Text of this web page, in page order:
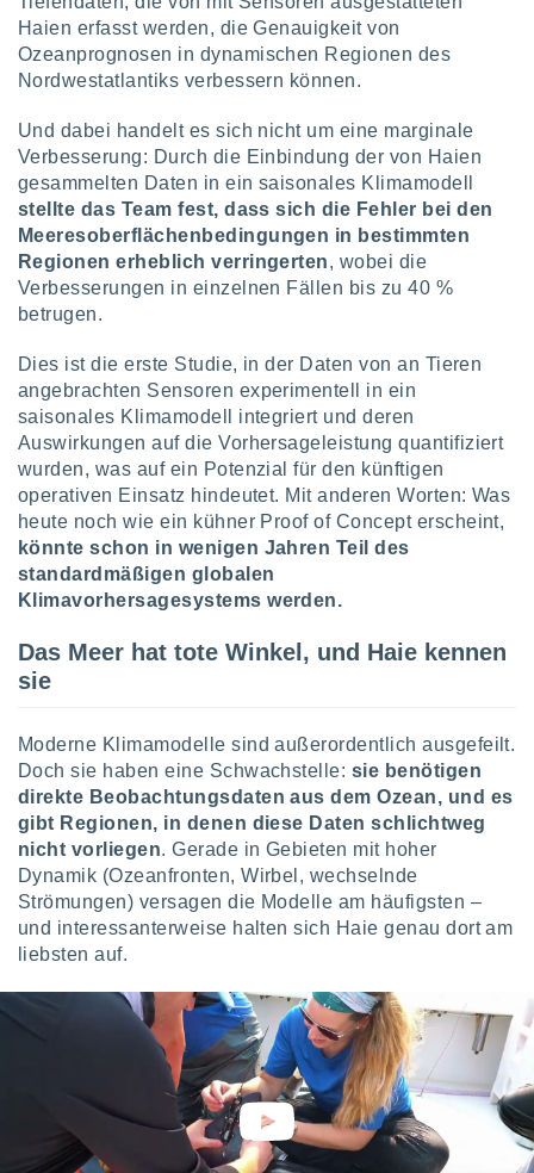
dass wir
die für die
der
von
können
von
und
auf
Sie
klicken.
und
oder
dieser
Adressen
zu
und diese
Einige
Sie Ihre
Haien erfasst werden, die Genauigkeit von
Ozeanprognosen in dynamischen Regionen des
Nordwestatlantiks verbessern können.
Und dabei handelt es sich nicht um eine marginale
Verbesserung: Durch die Einbindung der von Haien
gesammelten Daten in ein saisonales Klimamodell
stellte das Team fest, dass sich die Fehler bei den
Meeresoberflächenbedingungen in bestimmten
Regionen erheblich verringerten, wobei die
Verbesserungen in einzelnen Fällen bis zu 40 %
betrugen.
Dies ist die erste Studie, in der Daten von an Tieren
angebrachten Sensoren experimentell in ein
saisonales Klimamodell integriert und deren
Auswirkungen auf die Vorhersageleistung quantifiziert
wurden, was auf ein Potenzial für den künftigen
operativen Einsatz hindeutet. Mit anderen Worten: Was
heute noch wie ein kühner Proof of Concept erscheint,
könnte schon in wenigen Jahren Teil des
standardmäßigen globalen
Klimavorhersagesystems werden.
Das Meer hat tote Winkel, und Haie kennen
sie
Moderne Klimamodelle sind außerordentlich ausgefeilt.
Doch sie haben eine Schwachstelle: sie benötigen
direkte Beobachtungsdaten aus dem Ozean, und es
gibt Regionen, in denen diese Daten schlichtweg
nicht vorliegen. Gerade in Gebieten mit hoher
Dynamik (Ozeanfronten, Wirbel, wechselnde
Strömungen) versagen die Modelle am häufigsten –
und interessanterweise halten sich Haie genau dort am
liebsten auf.